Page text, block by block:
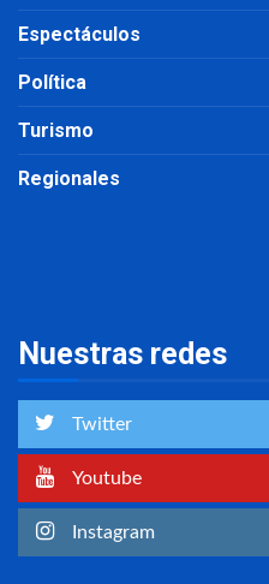
Espectáculos
Política
Turismo
Regionales
Nuestras redes
Twitter
Youtube
Instagram